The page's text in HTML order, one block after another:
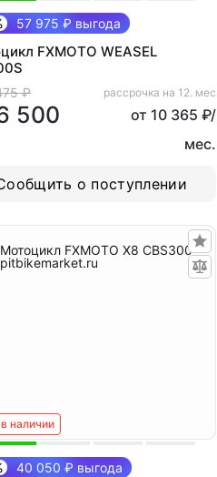
57 975 ₽ выгода
FXMOTO WEASEL
₽
500
рассрочка на 12. мес
от 10 365 ₽/
мес.
о поступлении
наличии
40 050 ₽ выгода